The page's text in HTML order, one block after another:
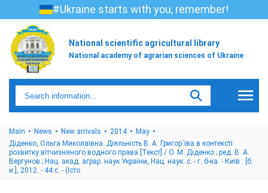
#Ukraine starts with you, remember!
National scientific agricultural library
National academy of agrarian sciences of Ukraine
Main News New arrivals 2014
May
Діденко, Ольга Миколаївна. Діяльність В. А. Григор`їва в контексті
розвитку вітчизняного водного права [Текст] / О. М. Діденко ; ред. В. А.
Вергунов ; Нац. акад. аграр. наук України, Нац. наук. с. - г. б-ка. - Київ : [б.
и.], 2012. - 44 с. - (Істо